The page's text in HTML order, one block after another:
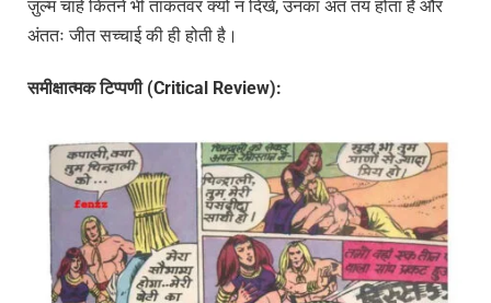
ज़ुल्म चाहे कितने भी ताकतवर क्यों न दिखें, उनका अंत तय होता है और
अंततः जीत सच्चाई की ही होती है।
समीक्षात्मकटिप्पणी (Critical Review):